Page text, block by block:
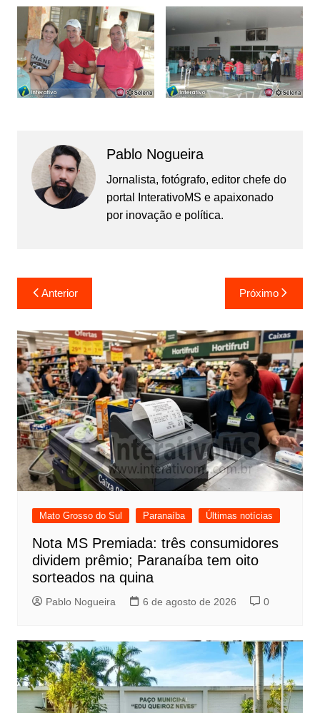
Pablo Nogueira
Jornalista, fotógrafo, editor chefe do
portal InterativoMS e apaixonado
por inovação e política.
Navegação
de
Post
Anterior Próximo
Mato Grosso do Sul Paranaíba Últimas notícias
Nota MS Premiada: três consumidores
dividem prêmio; Paranaíba tem oito
sorteados na quina
Pablo Nogueira 6 de agosto de 2026 0